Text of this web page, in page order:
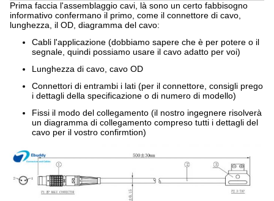
Prima faccia l'assemblaggio cavi, là sono un certo fabbisogno
informativo confermano il primo, come il connettore di cavo,
lunghezza, il OD, diagramma del cavo:
Cabli l'applicazione (dobbiamo sapere che è per potere o il
segnale, quindi possiamo usare il cavo adatto per voi)
Lunghezza di cavo, cavo OD
Connettori di entrambi i lati (per il connettore, consigli prego
i dettagli della specificazione o di numero di modello)
Fissi il modo del collegamento (il nostro ingegnere risolverà
un diagramma di collegamento compreso tutti i dettagli del
cavo per il vostro confirmtion)